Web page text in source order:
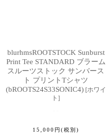
blurhmsROOTSTOCK Sunburst
Print Tee STANDARD ブラーム
スルーツストック サンバース
ト プリントTシャツ
(bROOTS24S33SONIC4) [ホワイ
ト ]
15,000 円 (税別)